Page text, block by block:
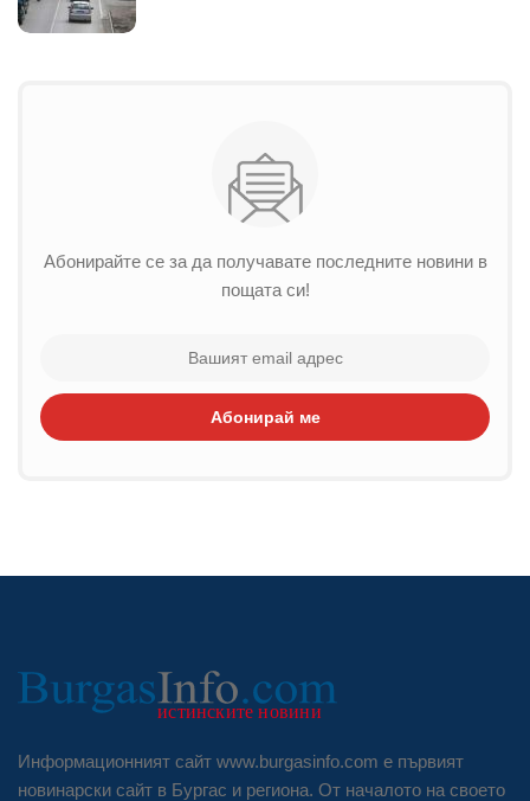
Абонирайте се за да получавате последните новини в
пощата си!
Абонирай ме
Информационният сайт www.burgasinfo.com е първият
новинарски сайт в Бургас и региона. От началото на своето